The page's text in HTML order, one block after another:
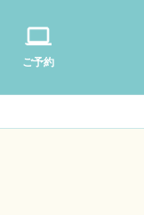
ご予約